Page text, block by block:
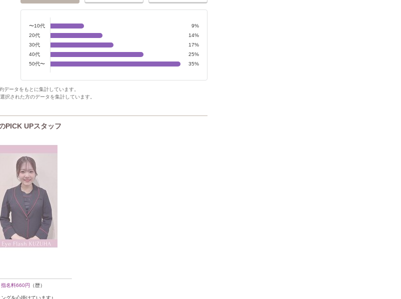
〜10代
9%
20代
14%
30代
17%
40代
25%
50代〜
35%
ータをもとに集計しています。
された方のデータを集計しています。
PICK UPスタッフ
名料660円 （歴）
グを心掛けています♪